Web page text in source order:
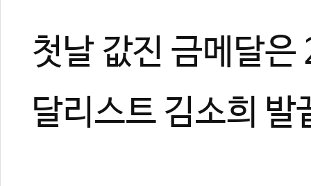
첫날 값진 금메달
달리스트 김소희 발